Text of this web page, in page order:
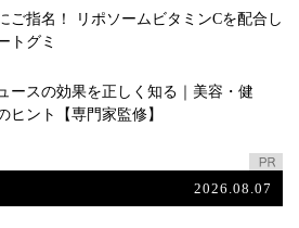
ご指名！ リポソームビタミンCを配合し
トグミ
ースの効果を正しく知る｜美容・健
ヒント【専門家監修】
2026.08.07